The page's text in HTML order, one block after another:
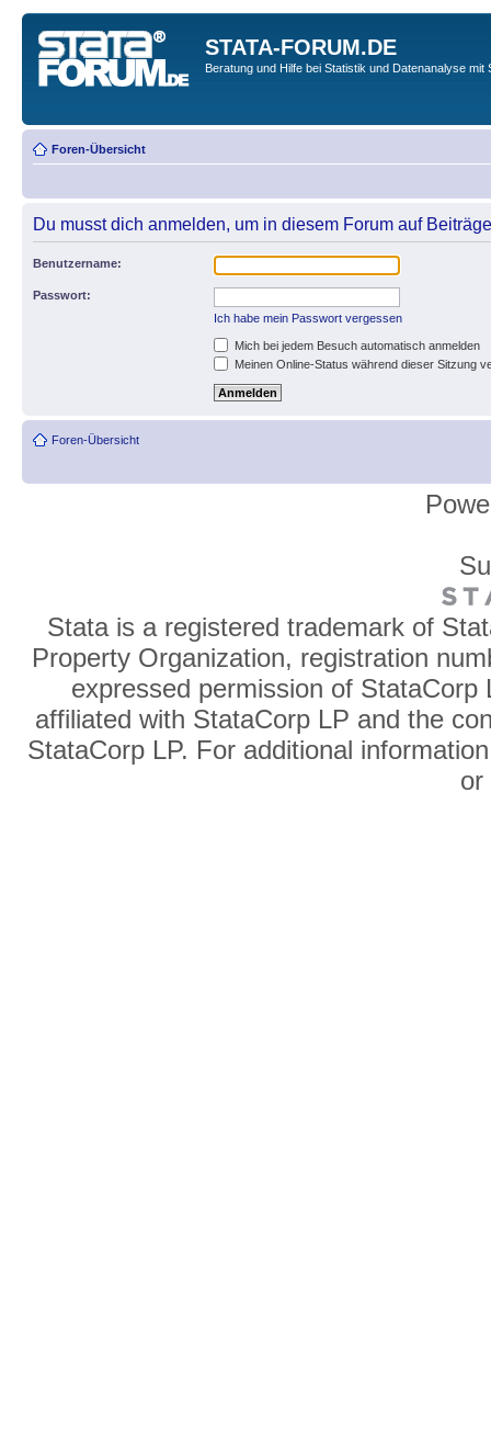
STATA-FORUM.DE
Beratung und Hilfe bei Statistik und Datenanalyse mit
Foren-Übersicht
Du musst dich anmelden, um in diesem Forum auf
Benutzername:
Passwort:
Ich habe mein Passwort vergessen
Mich bei jedem Besuch automatisch anmelden
Meinen Online-Status während dieser Sitzung
Foren-Übersicht
Stata is a registered trademark of
Property Organization, registration
expressed permission of
affiliated with StataCorp LP and the
StataCorp LP. For additional
or